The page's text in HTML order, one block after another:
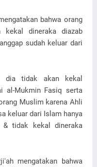
bahwa orang
dineraka diazab
sudah keluar dari
dia tidak akan kekal
al-Mukmin Fasiq serta
Muslim karena Ahli
keluar dari Islam hanya
& tidak kekal dineraka
mengatakan bahwa